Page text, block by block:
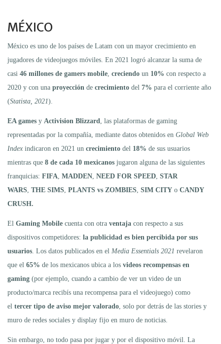
MÉXICO
México es uno de los países de Latam con un mayor crecimiento en
jugadores de videojuegos móviles. En 2021 logró alcanzar la suma de
casi 46 millones de gamers mobile creciendo un 10% con respecto a
2020 y con una proyección de crecimiento del 7% para el corriente año
(Statista, 2021).
EA games y Activision Blizzard
, las plataformas de gaming
representadas por la compañía, mediante datos obtenidos en Global Web
Index indicaron en 2021 un crecimiento del 18% de sus usuarios
mientras que 8 de cada 10 mexicanos jugaron alguna de las siguientes
franquicias: FIFA MADDEN NEED FOR SPEED STAR
WARS THE SIMS PLANTS vs ZOMBIES SIM CITY o CANDY
CRUSH.
El Gaming Mobile cuenta con otra ventaja con respecto a sus
dispositivos competidores: la publicidad es bien percibida por sus
usuarios . Los datos publicados en el Media Essentials 2021 revelaron
que el 65% de los mexicanos ubica a los videos recompensas en
gaming (por ejemplo, cuando a cambio de ver un video de un
producto/marca recibís una recompensa para el videojuego) como
el tercer tipo de aviso mejor valorado , solo por detrás de las stories y
muro de redes sociales y display fijo en muro de noticias.
Sin embargo, no todo pasa por jugar y por el dispositivo móvil. La